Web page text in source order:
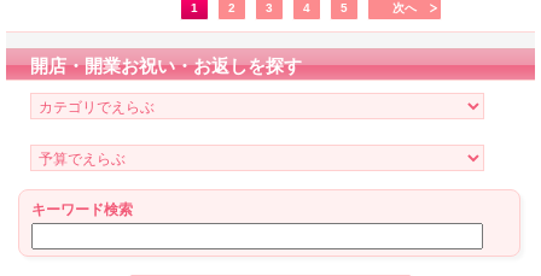
1 2 3 4 5 次へ
開店・開業お祝い・お返しを探す
キーワード検索